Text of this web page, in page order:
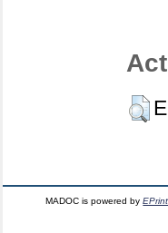
MADOC is powered by